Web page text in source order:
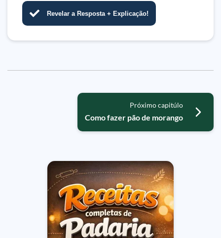
Revelar a Resposta + Explicação!
Próximo capitúlo
Como fazer pão de morango